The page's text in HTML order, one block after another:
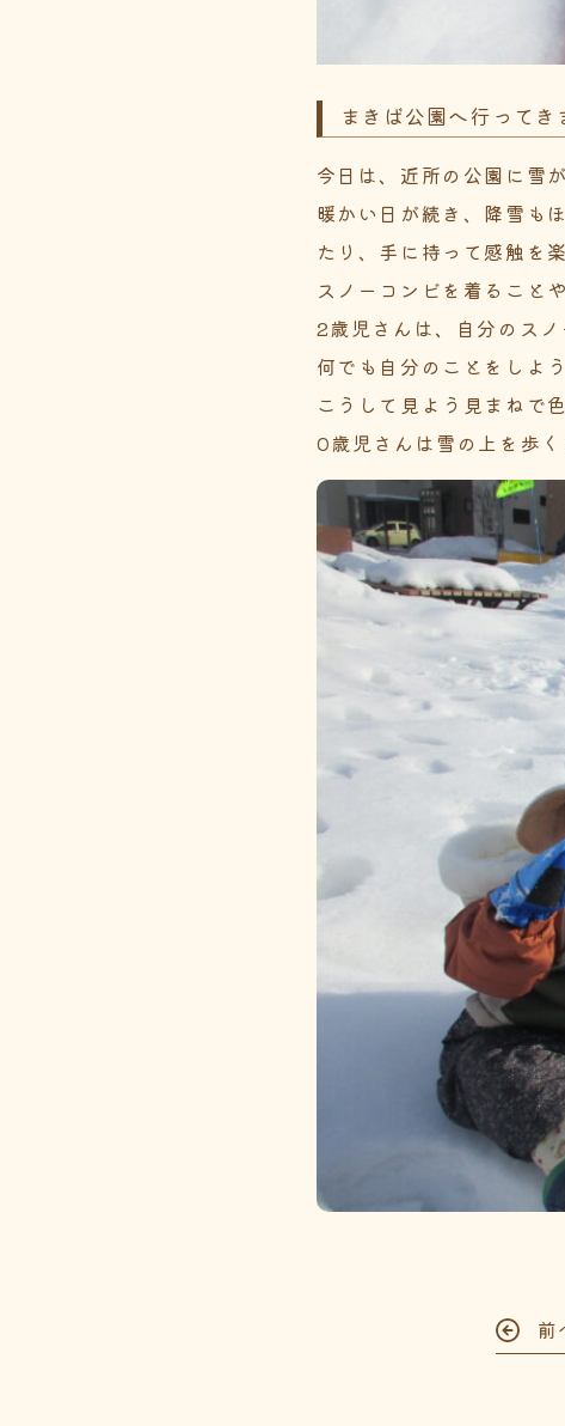
まきば公園へ行ってき
今日は、近所の公園に雪
暖かい日が続き、降雪も
たり、手に持って感触を
スノーコンビを着ること
2歳児さんは、自分のス
何でも自分のことをしよ
こうして見よう見まねで
0歳児さんは雪の上を歩く
前